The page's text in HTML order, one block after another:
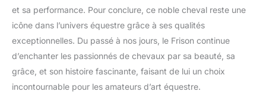
et sa performance. Pour conclure, ce noble cheval reste une
icône dans l’univers équestre grâce à ses qualités
exceptionnelles. Du passé à nos jours, le Frison continue
d’enchanter les passionnés de chevaux par sa beauté, sa
grâce, et son histoire fascinante, faisant de lui un choix
incontournable pour les amateurs d’art équestre.